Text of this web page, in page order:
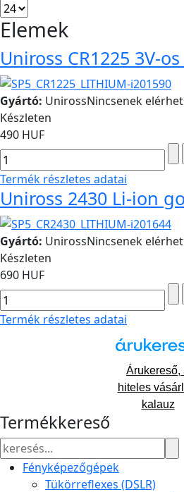
Elemek
Uniross CR1225 3V-
Gyártó: UnirossNincsenek
Készleten
490 HUF
Termék részletes adatai
Uniross 2430 Li-ion
Gyártó: UnirossNincsenek
Készleten
690 HUF
Termék részletes adatai
Árukereső,
hiteles
kalauz
Termékkereső
Fényképezőgépek
Tükörreflexes (DSLR)